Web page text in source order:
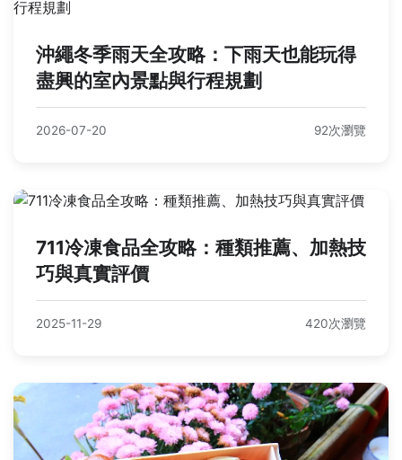
沖繩冬季雨天全攻略：下雨天也能玩得
盡興的室內景點與行程規劃
2026-07-20 92次瀏覽
711冷凍食品全攻略：種類推薦、加熱技
巧與真實評價
2025-11-29 420次瀏覽